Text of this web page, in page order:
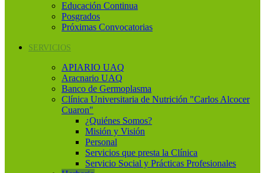
Educación Continua
Posgrados
Próximas Convocatorias
SERVICIOS
APIARIO UAQ
Aracnario UAQ
Banco de Germoplasma
Clínica Universitaria de Nutrición "Carlos Alcocer
Cuaron"
¿Quiénes Somos?
Misión y Visión
Personal
Servicios que presta la Clínica
Servicio Social y Prácticas Profesionales